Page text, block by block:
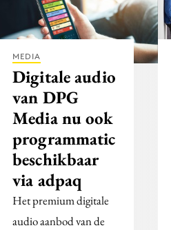
MEDIA
Digitale audio
van DPG
Media nu ook
programmatic
beschikbaar
via adpaq
Het premium digitale
audio aanbod van de